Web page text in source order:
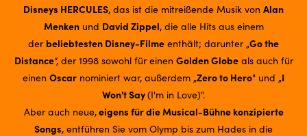
Disneys HERCULES, das ist die mitreißende Musik von Alan
Menkenund David Zippel, die alle Hits aus einem
der beliebtesten Disney-Filme enthält; darunter „Go the
Distance“, der 1998 sowohl für einen Golden Globeals auch für
einen Oscar nominiert war, außerdem „Zero to Hero" und „I
Won't Say(I'm in Love)".
Aber auch neue,eigens für die Musical-Bühne konzipierte
Songs, entführen Sie vom Olymp bis zum Hades in die